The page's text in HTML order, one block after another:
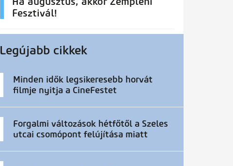
Fesztivál!
Legújabb cikkek
Minden idők legsikeresebb horvát
filmje nyitja a CineFestet
Forgalmi változások hétfőtől a Szeles
utcai csomópont felújítása miatt